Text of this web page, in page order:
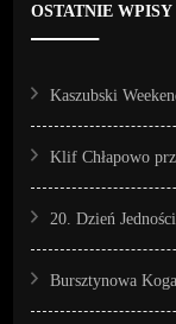
OSTATNIE WPISY
Kaszubski
Klif Chłapowo
20. Dzień
Bursztynowa